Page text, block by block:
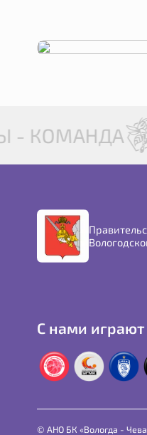
- КОМАНДА
С нами играют
© АНО БК «Вологда -